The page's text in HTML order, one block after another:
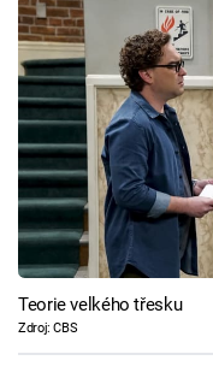
Teorie velkého třesku
Zdroj: CBS